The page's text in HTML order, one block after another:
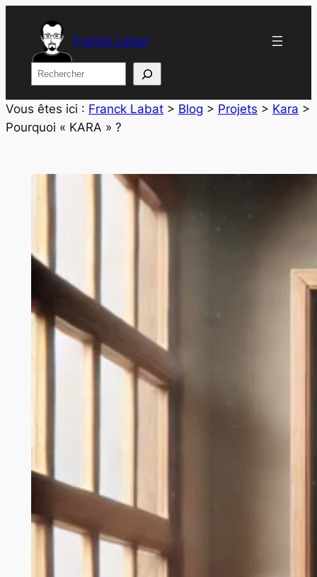
contenu
Franck Labat
Rechercher
Vous êtes ici : Franck Labat > Blog > Projets > Kara >
Pourquoi « KARA » ?